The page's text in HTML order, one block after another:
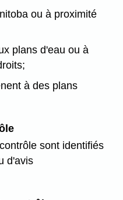
ou à proximité
plans d'eau ou à
à des plans
sont identifiés
d'avis